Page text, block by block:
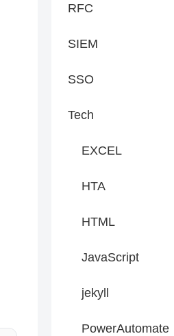
RFC
SIEM
SSO
Tech
EXCEL
HTA
HTML
JavaScript
jekyll
PowerAutomate